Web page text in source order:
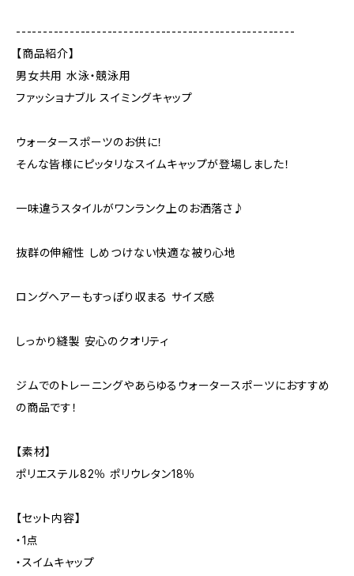
----------------------------------------------------
【商品紹介】
男女共用 水泳・競泳用
ファッショナブル スイミングキャップ
ウォータースポーツのお供に！
そんな皆様にピッタリなスイムキャップが登場しました！
一味違うスタイルがワンランク上のお洒落さ♪
抜群の伸縮性 しめつけない快適な被り心地
ロングヘアーもすっぽり収まる サイズ感
しっかり縫製 安心のクオリティ
ジムでのトレーニングやあらゆるウォータースポーツにおすすめ
の商品です！
【素材】
ポリエステル82％ ポリウレタン18％
【セット内容】
・1点
・スイムキャップ